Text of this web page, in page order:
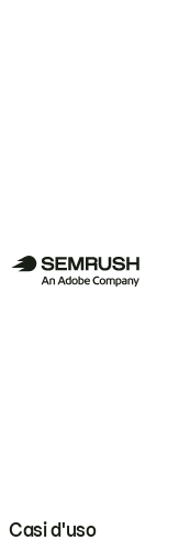
Casi d'uso